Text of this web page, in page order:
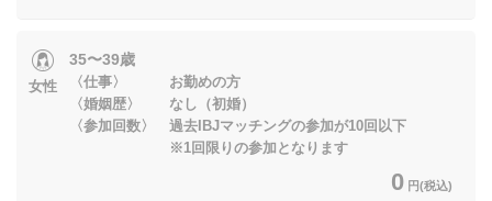
女性
35〜39歳
〈仕事〉 お勤めの方
〈婚姻歴〉 なし（初婚）
〈参加回数〉 過去IBJマッチングの参加が10回以下
※1回限りの参加となります
0 円(税込)